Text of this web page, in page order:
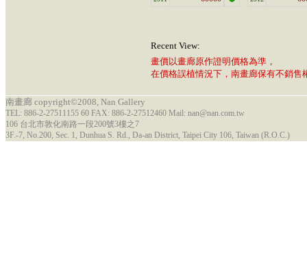
Recent View:
畫價以畫廊原作證明價格為準，
在價格誤植情況下，南畫廊保有不銷售
南畫廊 copyright©2008, Nan Gallery
TEL: 886-2-27511155 60 FAX: 886-2-27512460 Mail: nan@nan.com.tw
106 台北市敦化南路一段200號3樓之7
3F.-7, No.200, Sec. 1, Dunhua S. Rd., Da-an District, Taipei City 106, Taiwan (R.O.C.)